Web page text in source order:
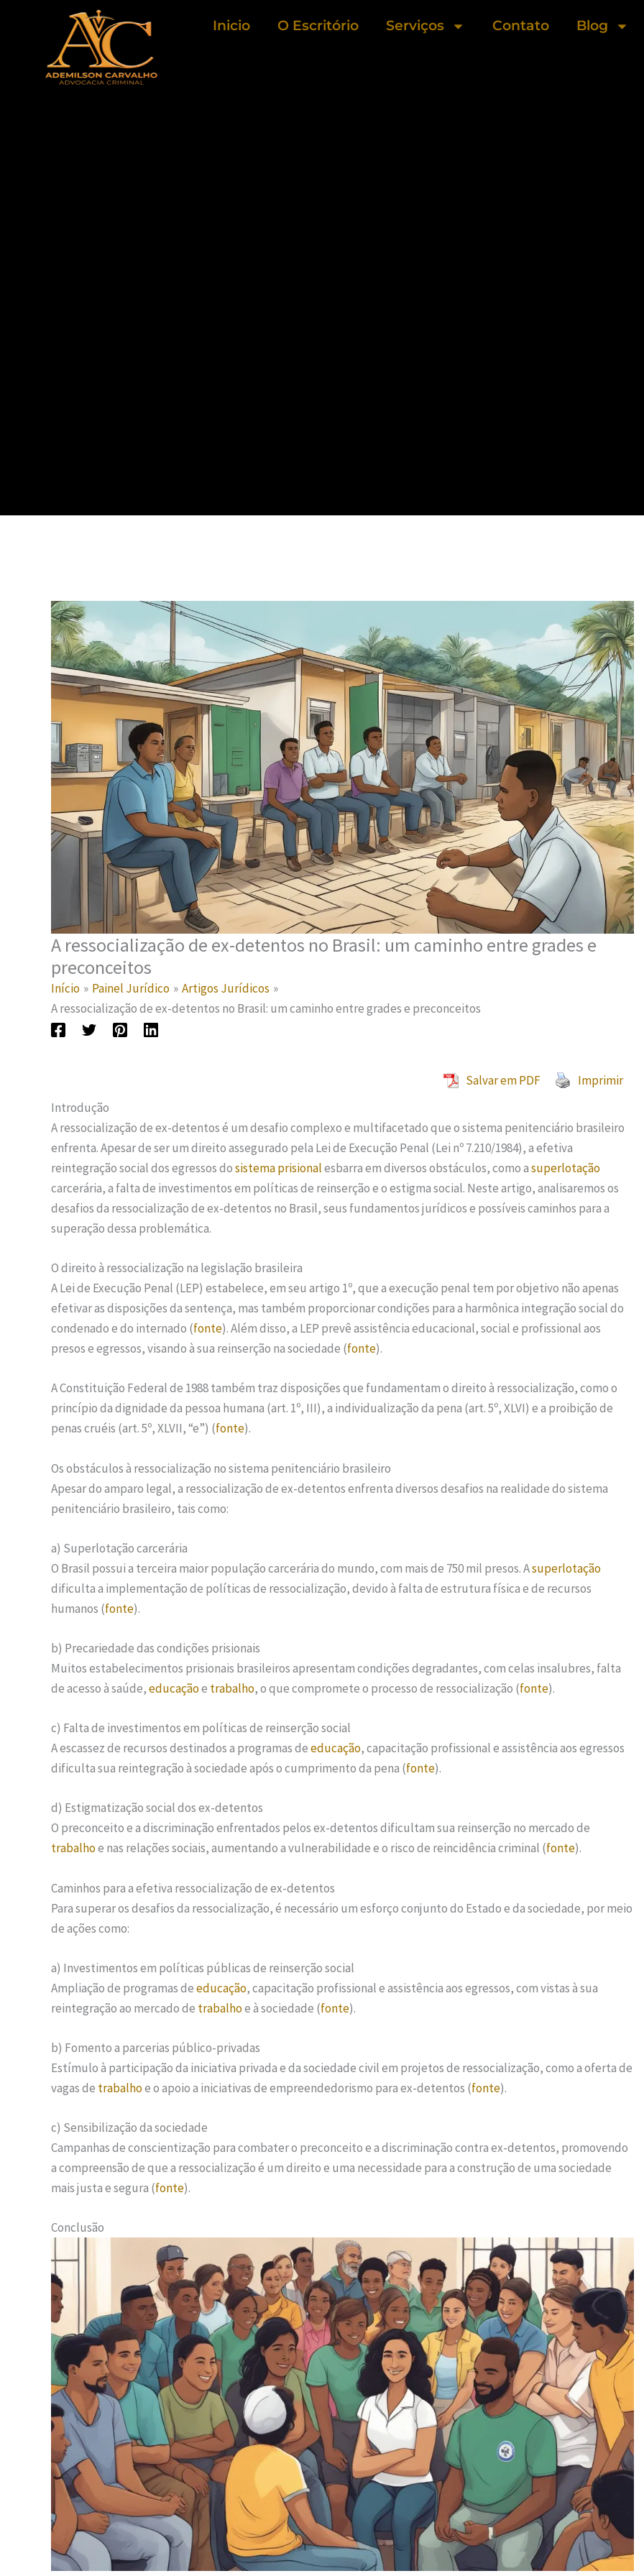
conteúdo
Inicio O Escritório Serviços Contato Blog
A ressocialização de ex-detentos no Brasil: um caminho entre grades e
preconceitos
Início Painel Jurídico
Artigos Jurídicos
A ressocialização de ex-detentos no Brasil: um caminho entre grades e preconceitos
Salvar em PDF
Imprimir
Introdução
A ressocialização de ex-detentos é um desafio complexo e multifacetado que o sistema penitenciário brasileiro
enfrenta. Apesar de ser um direito assegurado pela Lei de Execução Penal (Lei nº 7.210/1984), a efetiva
reintegração social dos egressos dosistema prisionalesbarra em diversos obstáculos, como asuperlotação
carcerária, a falta de investimentos em políticas de reinserção e o estigma social. Neste artigo, analisaremos os
desafios da ressocialização de ex-detentos no Brasil, seus fundamentos jurídicos e possíveis caminhos para a
superação dessa problemática.
O direito à ressocialização na legislação brasileira
A Lei de Execução Penal (LEP) estabelece, em seu artigo 1º, que a execução penal tem por objetivo não apenas
efetivar as disposições da sentença, mas também proporcionar condições para a harmônica integração social do
condenado e do internado (fonte). Além disso, a LEP prevê assistência educacional, social e profissional aos
presos e egressos, visando à sua reinserção na sociedade (fonte).
A Constituição Federal de 1988 também traz disposições que fundamentam o direito à ressocialização, como o
princípio da dignidade da pessoa humana (art. 1º, III), a individualização da pena (art. 5º, XLVI) e a proibição de
penas cruéis (art. 5º, XLVII, “e”) (fonte).
Os obstáculos à ressocialização no sistema penitenciário brasileiro
Apesar do amparo legal, a ressocialização de ex-detentos enfrenta diversos desafios na realidade do sistema
penitenciário brasileiro, tais como:
a) Superlotação carcerária
O Brasil possui a terceira maior população carcerária do mundo, com mais de 750 mil presos. Asuperlotação
dificulta a implementação de políticas de ressocialização, devido à falta de estrutura física e de recursos
humanos (fonte).
b) Precariedade das condições prisionais
Muitos estabelecimentos prisionais brasileiros apresentam condições degradantes, com celas insalubres, falta
de acesso à saúde,educaçãoe trabalho, o que compromete o processo de ressocialização (fonte).
c) Falta de investimentos em políticas de reinserção social
A escassez de recursos destinados a programas deeducação, capacitação profissional e assistência aos egressos
dificulta sua reintegração à sociedade após o cumprimento da pena (fonte).
d) Estigmatização social dos ex-detentos
O preconceito e a discriminação enfrentados pelos ex-detentos dificultam sua reinserção no mercado de
trabalhoe nas relações sociais, aumentando a vulnerabilidade e o risco de reincidência criminal (fonte).
Caminhos para a efetiva ressocialização de ex-detentos
Para superar os desafios da ressocialização, é necessário um esforço conjunto do Estado e da sociedade, por meio
de ações como:
a) Investimentos em políticas públicas de reinserção social
Ampliação de programas deeducação, capacitação profissional e assistência aos egressos, com vistas à sua
reintegração ao mercado de trabalhoe à sociedade (fonte).
b) Fomento a parcerias público-privadas
Estímulo à participação da iniciativa privada e da sociedade civil em projetos de ressocialização, como a oferta de
vagas de trabalhoe o apoio a iniciativas de empreendedorismo para ex-detentos (fonte).
c) Sensibilização da sociedade
Campanhas de conscientização para combater o preconceito e a discriminação contra ex-detentos, promovendo
a compreensão de que a ressocialização é um direito e uma necessidade para a construção de uma sociedade
mais justa e segura (fonte).
Conclusão